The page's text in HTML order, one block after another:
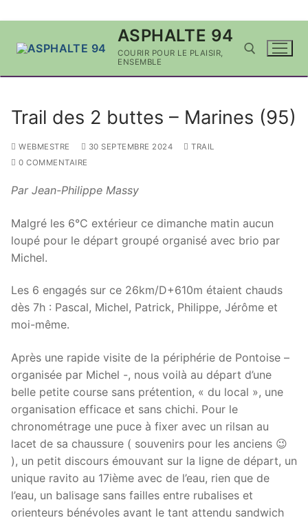
ASPHALTE 94
COURIR POUR LE PLAISIR,
ENSEMBLE
Trail des 2 buttes – Marines (95)
WEBMESTRE 30 SEPTEMBRE 2024
TRAIL
0 COMMENTAIRE
Par Jean-Philippe Massy
Malgré les 6°C extérieur ce dimanche matin aucun
loupé pour le départ groupé organisé avec brio par
Michel.
Les 6 engagés sur ce 26km/D+610m étaient chauds
dès 7h : Pascal, Michel, Patrick, Philippe, Jérôme et
moi-même.
Après une rapide visite de la périphérie de Pontoise –
organisée par Michel -, nous voilà au départ d’une
belle petite course sans prétention, « du local », une
organisation efficace et sans chichi. Pour le
chronométrage une puce à fixer avec un rilsan au
lacet de sa chaussure ( souvenirs pour les anciens 😉
), un petit discours émouvant sur la ligne de départ, un
unique ravito au 17ième avec de l’eau, rien que de
l’eau, un balisage sans failles entre rubalises et
orienteurs bénévoles avant le tant attendu sandwich